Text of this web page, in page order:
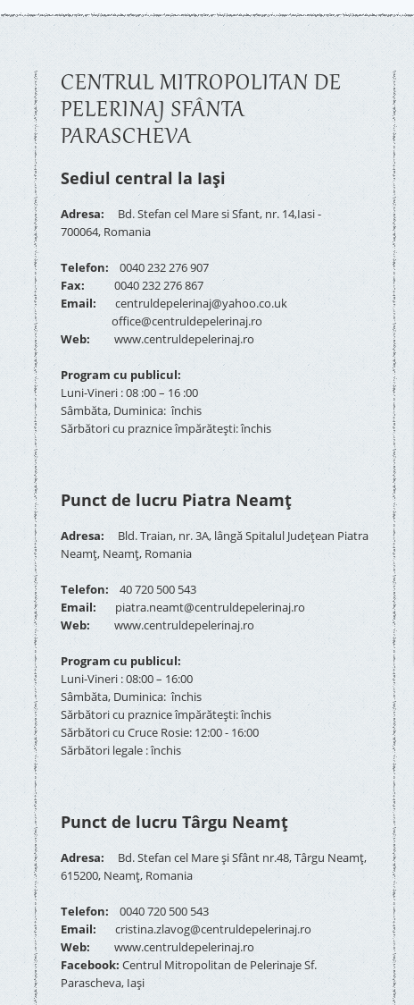
CENTRUL MITROPOLITAN DE
PELERINAJ SFÂNTA
PARASCHEVA
Sediul central la Iași
Adresa: Bd. Stefan cel Mare si Sfant, nr. 14,Iasi -
700064, Romania
Telefon:0040 232 276 907
Fax: 0040 232 276 867
Email:
centruldepelerinaj@yahoo.co.uk
office@centruldepelerinaj.ro
Web:
www.centruldepelerinaj.ro
Program cu publicul:
Luni-Vineri : 08 :00 – 16 :00
Sâmbăta, Duminica: închis
Sărbători cu praznice împărătești: închis
Punct de lucru Piatra Neamț
Adresa: Bld. Traian, nr. 3A, lângă Spitalul Județean Piatra
Neamț, Neamț, Romania
Telefon: 40 720 500 543
Email:
piatra.neamt@centruldepelerinaj.ro
Web:
www.centruldepelerinaj.ro
Program cu publicul:
Luni-Vineri : 08:00 – 16:00
Sâmbăta, Duminica: închis
Sărbători cu praznice împărătești: închis
Sărbători cu Cruce Rosie: 12:00 - 16:00
Sărbători legale : închis
Punct de lucru Târgu Neamț
Adresa: Bd. Stefan cel Mare și Sfânt nr.48, Târgu Neamț,
615200, Neamț, Romania
Telefon: 0040 720 500 543
Email:
cristina.zlavog@centruldepelerinaj.ro
Web:
www.centruldepelerinaj.ro
Facebook: Centrul Mitropolitan de Pelerinaje Sf.
Parascheva, Iași